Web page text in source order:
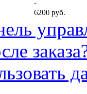
-
6200 руб.